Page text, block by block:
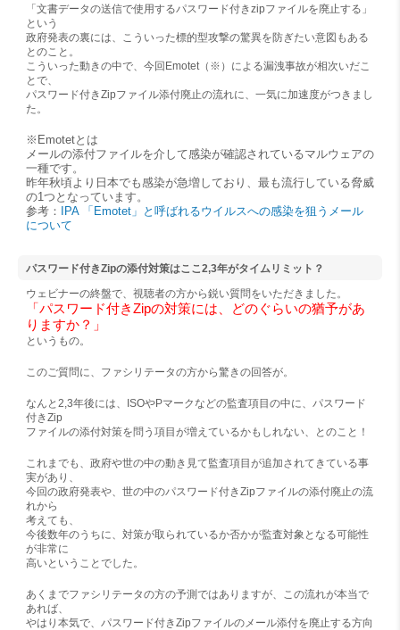
「文書データの送信で使用するパスワード付きzipファイルを廃止する」
という
政府発表の裏には、こういった標的型攻撃の驚異を防ぎたい意図もある
とのこと。
こういった動きの中で、今回Emotet（※）による漏洩事故が相次いだこ
とで、
パスワード付きZipファイル添付廃止の流れに、一気に加速度がつきまし
た。
※Emotetとは
メールの添付ファイルを介して感染が確認されているマルウェアの
一種です。
昨年秋頃より日本でも感染が急増しており、最も流行している脅威
の1つとなっています。
参考：
IPA 「Emotet」と呼ばれるウイルスへの感染を狙うメール
について
パスワード付きZipの添付対策はここ2,3年がタイムリミット？
ウェビナーの終盤で、視聴者の方から鋭い質問をいただきました。
「パスワード付きZipの対策には、どのぐらいの猶予があ
りますか？」
というもの。
このご質問に、ファシリテータの方から驚きの回答が。
なんと2,3年後には、ISOやPマークなどの監査項目の中に、パスワード
付きZip
ファイルの添付対策を問う項目が増えているかもしれない、とのこと！
これまでも、政府や世の中の動き見て監査項目が追加されてきている事
実があり、
今回の政府発表や、世の中のパスワード付きZipファイルの添付廃止の流
れから
考えても、
今後数年のうちに、対策が取られているか否かが監査対象となる可能性
が非常に
高いということでした。
あくまでファシリテータの方の予測ではありますが、この流れが本当で
あれば、
やはり本気で、パスワード付きZipファイルのメール添付を廃止する方向